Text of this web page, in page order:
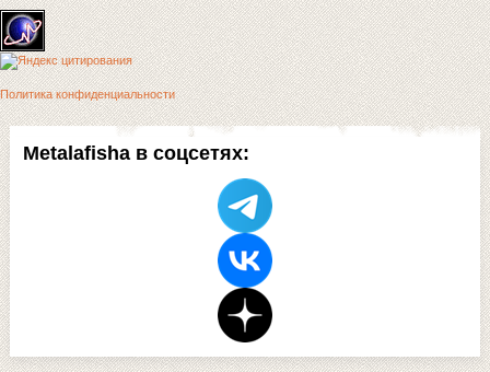
Metalafisha в соцсетях:
Политика конфиденциальности